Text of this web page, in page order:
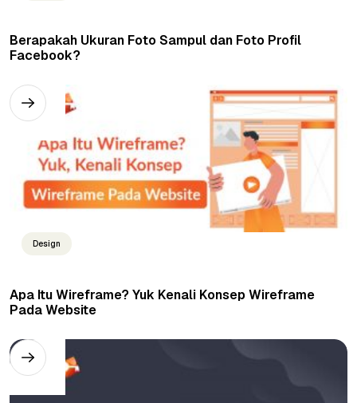
Berapakah Ukuran Foto Sampul dan Foto Profil
Facebook?
Design
Apa Itu Wireframe? Yuk Kenali Konsep Wireframe
Pada Website